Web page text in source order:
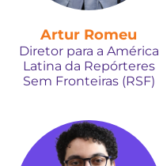
Artur Romeu
Diretor para a América
Latina da Repórteres
Sem Fronteiras (RSF)